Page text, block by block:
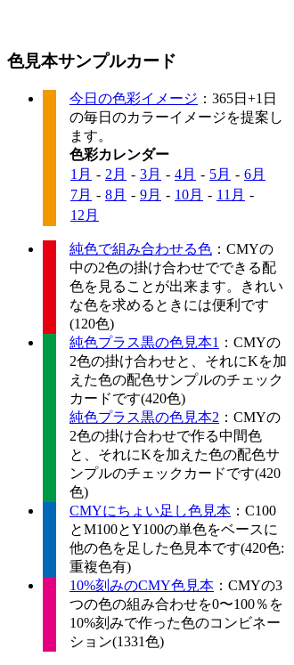
色見本サンプルカード
今日の色彩イメージ ：365日+1日
の毎日のカラーイメージを提案し
ます。
色彩カレンダー
1月 - 2月 - 3月 - 4月 - 5月 - 6月
7月 - 8月 - 9月 - 10月 - 11月 -
12月
純色で組み合わせる色 ：CMYの
中の2色の掛け合わせでできる配
色を見ることが出来ます。きれい
な色を求めるときには便利です
(120色)
純色プラス黒の色見本1 ：CMYの
2色の掛け合わせと、それにKを加
えた色の配色サンプルのチェック
カードです(420色)
純色プラス黒の色見本2 ：CMYの
2色の掛け合わせで作る中間色
と、それにKを加えた色の配色サ
ンプルのチェックカードです(420
色)
CMYにちょい足し色見本 ：C100
とM100とY100の単色をベースに
他の色を足した色見本です(420色:
重複色有)
10%刻みのCMY色見本 ：CMYの3
つの色の組み合わせを0〜100％を
10%刻みで作った色のコンビネー
ション(1331色)